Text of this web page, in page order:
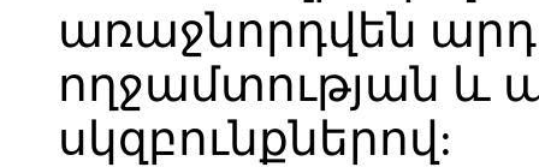
առաջնորդվեն
ողջամտության և
սկզբունքներով: